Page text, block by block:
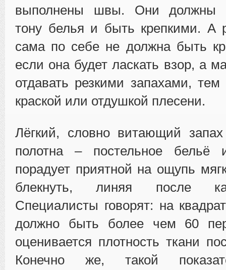
выполнены швы. Они должны
тону белья и быть крепкими. А
сама по себе не должна быть
если она будет ласкать взор, а
отдавать резкими запахами,
краской или отдушкой плесени.
Лёгкий, словно витающий запах
полотна – постельное бельё
порадует приятной на ощупь
блекнуть, линяя после
Специалисты говорят: на
должно быть более чем 60
оценивается плотность ткани
Конечно же, такой